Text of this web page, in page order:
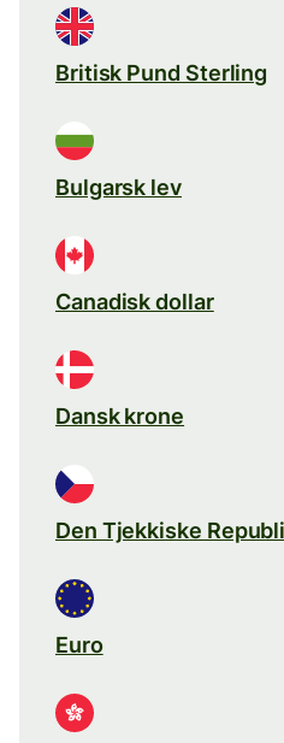
Britisk Pund Sterling
Bulgarsk lev
Canadisk dollar
Dansk krone
Den Tjekkiske
Euro